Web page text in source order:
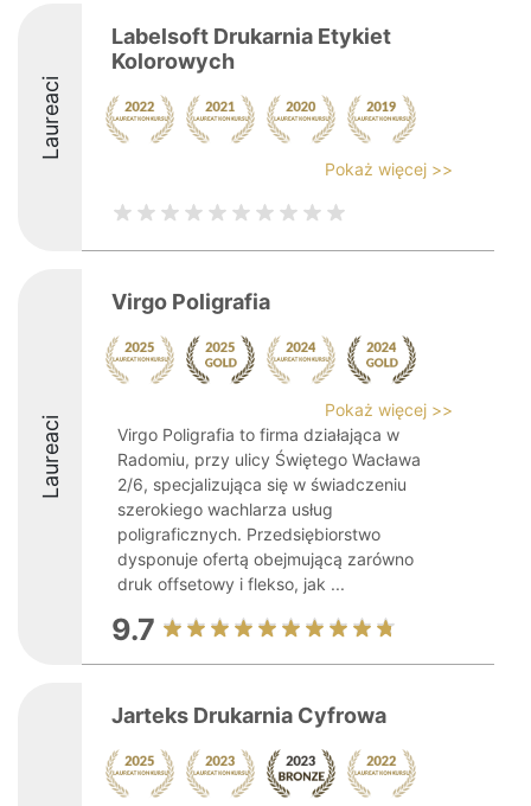
Laureaci
Labelsoft Drukarnia Etykiet
Kolorowych
Pokaż więcej >>
Laureaci
Virgo Poligrafia
Pokaż więcej >>
Virgo Poligrafia to firma działająca w
Radomiu, przy ulicy Świętego Wacława
2/6, specjalizująca się w świadczeniu
szerokiego wachlarza usług
poligraficznych. Przedsiębiorstwo
dysponuje ofertą obejmującą zarówno
druk offsetowy i flekso, jak ...
9.7
Jarteks Drukarnia Cyfrowa